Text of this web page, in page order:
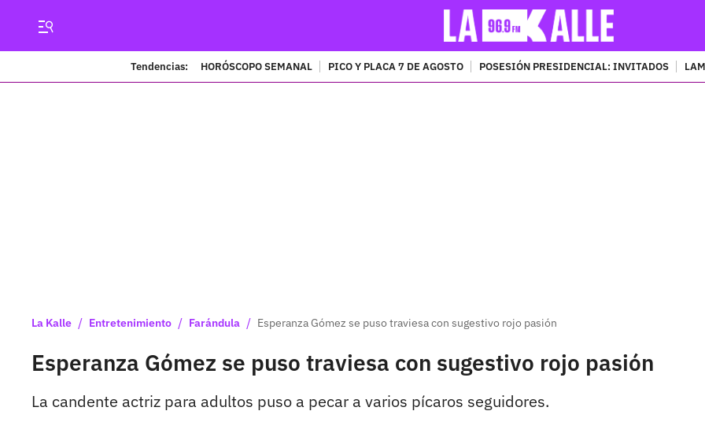
Tendencias: HORÓSCOPO SEMANAL PICO Y PLACA 7 DE AGOSTO POSESIÓN PRESIDENCIAL: INVITADOS
La Kalle / Entretenimiento / Farándula / Esperanza Gómez se puso traviesa con sugestivo rojo pasión
Esperanza Gómez se puso traviesa con sugestivo rojo pasión
La candente actriz para adultos puso a pecar a varios pícaros seguidores.